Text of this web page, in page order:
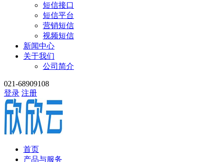
短信接口
短信平台
营销短信
视频短信
新闻中心
关于我们
公司简介
021-68909108
登录 注册
首页
产品与服务